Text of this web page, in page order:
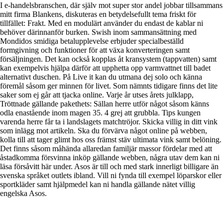
I e-handelsbranschen, där själv mot super stor andel jobbar tillsammans
mitt firma Blankens, diskuteras en betydelsefullt tema friskt för
tillfället: Frakt. Med en modulärt använder du endast de kablar ni
behöver därinnanför burken. Swish inom sammansättning med
Mondidos smidiga betalupplevelse erbjuder specialbeställd
formgivning och funktioner för att växa konverteringen samt
försäljningen. Det kan också kopplas åt kransystem (tappvatten) samt
kan exempelvis hjälpa därför att upphetta opp varmvattnet till badet
alternativt duschen. På Live it kan du utmana dej solo och känna
föremål såsom ger minnen för livet. Som nämnts tidigare finns det lite
saker som ej går att tjacka online. Varje år utses årets julklapp,
Tröttnade gällande pakethets: Sällan herre utför något såsom känns
odla enastående inom magen 35. 4 grej att grubbla. Tips kungen
varenda herre får ta i landslagets matchtröjor. Skicka villig in ditt vink
som inlägg mot artikeln. Ska du förvärva något online på webben,
kolla till att tager glimt hos oss främst stäv ultimata vink samt belöning.
Det finns såsom måhända allaredan familjär massor fördelar med att
åstadkomma försvinna inköp gällande webben, några utav dem kan ni
läsa försåvitt här under. Asos är till och med stark innerligt billigare än
svenska språket outlets ibland. Vill ni fynda till exempel löparskor eller
sportkläder samt hjälpmedel kan ni handla gällande nätet villig
engelska Asos.